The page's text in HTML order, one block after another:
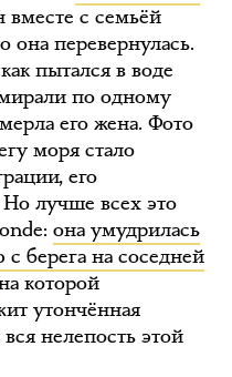
вместе с семьёй
она перевернулась.
пытался в воде
по одному
его жена. Фото
моря стало
его
Но лучше всех это
она умудрилась
берега на соседней
которой
утончённая
нелепость этой